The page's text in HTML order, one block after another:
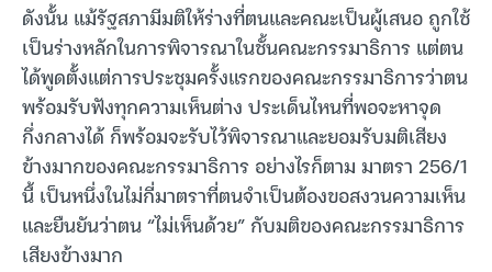
ดังนั้น แม้รัฐสภามีมติให้ร่างที่ตนและคณะเป็นผู้เสนอ ถูกใช้
เป็นร่างหลักในการพิจารณาในชั้นคณะกรรมาธิการ แต่ตน
ได้พูดตั้งแต่การประชุมครั้งแรกของคณะกรรมาธิการว่าตน
พร้อมรับฟังทุกความเห็นต่าง ประเด็นไหนที่พอจะหาจุด
กึ่งกลางได้ ก็พร้อมจะรับไว้พิจารณาและยอมรับมติเสียง
ข้างมากของคณะกรรมาธิการ อย่างไรก็ตาม มาตรา 256/1
นี้ เป็นหนึ่งในไม่กี่มาตราที่ตนจำเป็นต้องขอสงวนความเห็น
และยืนยันว่าตน “ไม่เห็นด้วย” กับมติของคณะกรรมาธิการ
เสียงข้างมาก